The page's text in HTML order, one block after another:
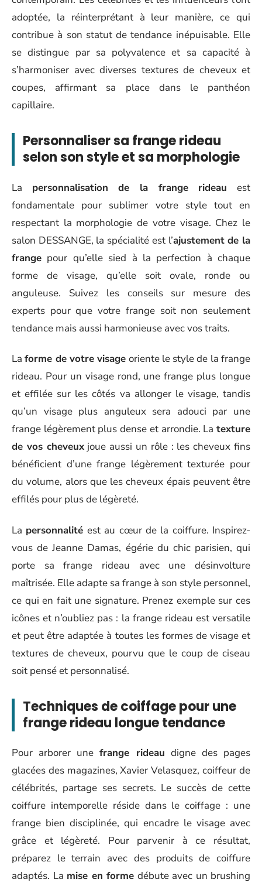
adoptée, la réinterprétant à leur manière, ce qui
contribue à son statut de tendance inépuisable. Elle
se distingue par sa polyvalence et sa capacité à
s’harmoniser avec diverses textures de cheveux et
coupes, affirmant sa place dans le panthéon
capillaire.
Personnaliser sa frange rideau
selon son style et sa morphologie
La personnalisation de la frange rideau est
fondamentale pour sublimer votre style tout en
respectant la morphologie de votre visage. Chez le
salon DESSANGE, la spécialité est l’ajustement de la
frange pour qu’elle sied à la perfection à chaque
forme de visage, qu’elle soit ovale, ronde ou
anguleuse. Suivez les conseils sur mesure des
experts pour que votre frange soit non seulement
tendance mais aussi harmonieuse avec vos traits.
Laforme de votre visage oriente le style de la frange
rideau. Pour un visage rond, une frange plus longue
et effilée sur les côtés va allonger le visage, tandis
qu’un visage plus anguleux sera adouci par une
frange légèrement plus dense et arrondie. La texture
de vos cheveuxjoue aussi un rôle : les cheveux fins
bénéficient d’une frange légèrement texturée pour
du volume, alors que les cheveux épais peuvent être
effilés pour plus de légèreté.
La personnalité est au cœur de la coiffure. Inspirez-
vous de Jeanne Damas, égérie du chic parisien, qui
porte sa frange rideau avec une désinvolture
maîtrisée. Elle adapte sa frange à son style personnel,
ce qui en fait une signature. Prenez exemple sur ces
icônes et n’oubliez pas : la frange rideau est versatile
et peut être adaptée à toutes les formes de visage et
textures de cheveux, pourvu que le coup de ciseau
soit pensé et personnalisé.
Techniques de coiffage pour une
frange rideau longue tendance
Pour arborer unefrange rideau digne des pages
glacées des magazines, Xavier Velasquez, coiffeur de
célébrités, partage ses secrets. Le succès de cette
coiffure intemporelle réside dans le coiffage : une
frange bien disciplinée, qui encadre le visage avec
grâce et légèreté. Pour parvenir à ce résultat,
préparez le terrain avec des produits de coiffure
adaptés. La mise en forme débute avec un brushing